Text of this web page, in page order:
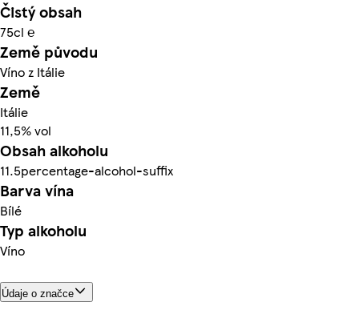
Čistý obsah
75cl ℮
Země původu
Víno z Itálie
Země
Itálie
11,5% vol
Obsah alkoholu
11.5percentage-alcohol-suffix
Barva vína
Bílé
Typ alkoholu
Víno
Údaje o značce